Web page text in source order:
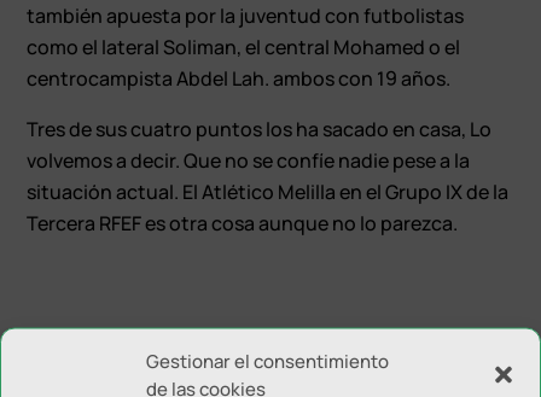
Gestionar el consentimiento
de las cookies
también apuesta por la juventud con futbolistas
como el lateral Soliman, el central Mohamed o el
centrocampista Abdel Lah. ambos con 19 años.
Tres de sus cuatro puntos los ha sacado en casa, Lo
volvemos a decir. Que no se confíe nadie pese a la
situación actual. El Atlético Melilla en el Grupo IX de la
Tercera RFEF es otra cosa aunque no lo parezca.